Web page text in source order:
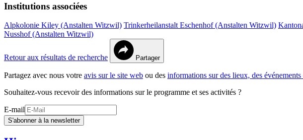
Institutions associées
Alpkolonie Kiley (Anstalten Witzwil) Trinkerheilanstalt Eschenhof (Anstalten Witzwil)
Nusshof (Anstalten Witzwil)
Retour aux résultats de recherche Partager
Partagez avec nous votre avis sur le site web ou des informations sur des lieux, des
Souhaitez-vous recevoir des informations sur le programme et ses activités ?
E-mail
S'abonner à la newsletter